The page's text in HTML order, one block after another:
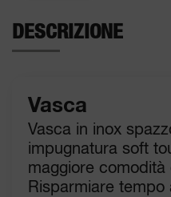
DESCRIZIONE
Vasca
Vasca in inox
impugnatura soft
maggiore comodità
Risparmiare tempo